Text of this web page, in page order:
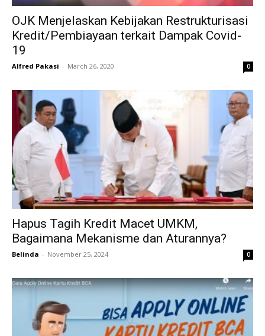
OJK Menjelaskan Kebijakan Restrukturisasi
Kredit/Pembiayaan terkait Dampak Covid-
19
Alfred Pakasi - March 26, 2020 0
Hapus Tagih Kredit Macet UMKM,
Bagaimana Mekanisme dan Aturannya?
Belinda - November 25, 2024 0